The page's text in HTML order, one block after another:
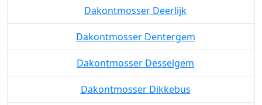
Dakontmosser Deerlijk
Dakontmosser Dentergem
Dakontmosser Desselgem
Dakontmosser Dikkebus